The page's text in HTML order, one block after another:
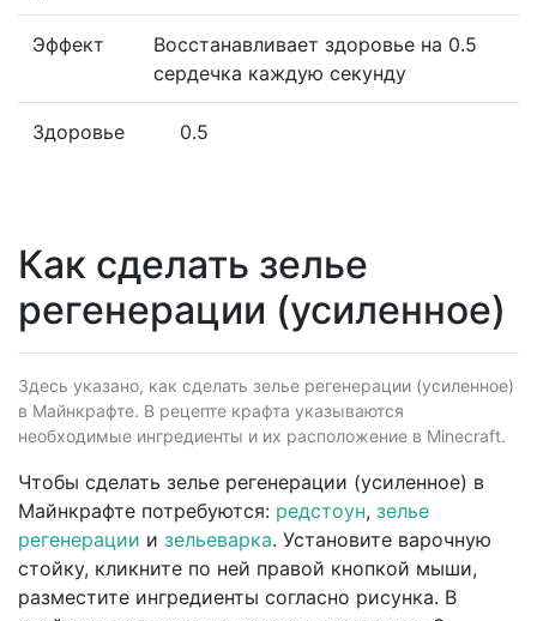
Эффект
Восстанавливает здоровье на 0.5
сердечка каждую секунду
Здоровье 0.5
Как сделать зелье
регенерации (усиленное)
Здесь указано, как сделать зелье регенерации (усиленное)
в Майнкрафте. В рецепте крафта указываются
необходимые ингредиенты и их расположение в Minecraft.
Чтобы сделать зелье регенерации (усиленное) в
Майнкрафте потребуются: редстоун, зелье
регенерации и зельеварка. Установите варочную
стойку, кликните по ней правой кнопкой мыши,
разместите ингредиенты согласно рисунка. В